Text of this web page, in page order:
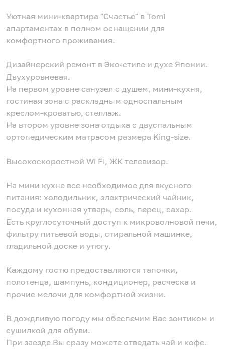
Уютная мини-квартира "Счастье" в Tomi
апартаментах в полном оснащении для
комфортного проживания.
Дизайнерский ремонт в Эко-стиле и духе Японии.
Двухуровневая.
На первом уровне санузел с душем, мини-кухня,
гостиная зона с раскладным односпальным
креслом-кроватью, стеллаж.
На втором уровне зона отдыха с двуспальным
ортопедическим матрасом размера King-size.
Высокоскоростной Wi Fi, ЖК телевизор.
На мини кухне все необходимое для вкусного
питания: холодильник, электрический чайник,
посуда и кухонная утварь, соль, перец, сахар.
Есть круглосуточный доступ к микроволновой печи,
фильтру питьевой воды, стиральной машинке,
гладильной доске и утюгу.
Каждому гостю предоставляются тапочки,
полотенца, шампунь, кондиционер, расческа и
прочие мелочи для комфортной жизни.
В дождливую погоду мы обеспечим Вас зонтиком и
сушилкой для обуви.
При заезде Вы сразу можете отведать чай и кофе.